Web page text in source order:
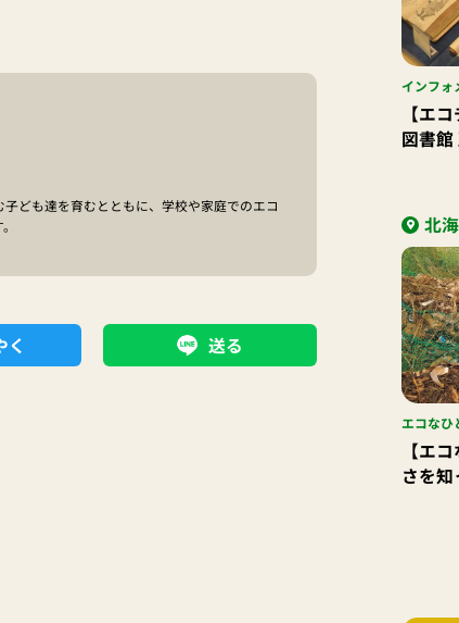
ども達を育むとともに、学校や家庭でのエコ
く 送る
インフォ
【エ
図書
北
エコなひ
【エ
さを